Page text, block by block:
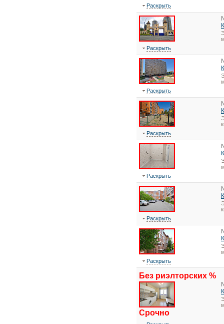
Раскрыть
Раскрыть
Раскрыть
Раскрыть
Раскрыть
Раскрыть
Раскрыть
Без риэлторских %
Срочно